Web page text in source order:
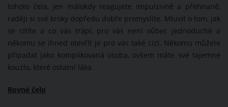
tohoto čela, jen málokdy reagujete impulzivně a přehnaně,
raději si své kroky dopředu dobře promyslíte. Mluvit o tom, jak
se cítíte a co vás trápí, pro vás není vůbec jednoduché a
někomu se ihned otevřít je pro vás také cizí. Někomu můžete
připadat jako komplikovaná osoba, ovšem máte své tajemné
kouzlo, které ostatní láka.
Rovné čelo